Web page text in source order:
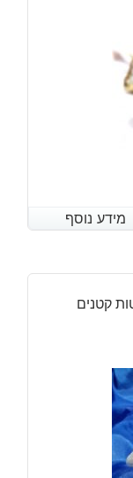
מידע נוסף
מידע נוסף
קטנים